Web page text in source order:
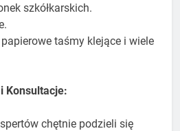
szkółkarskich.
taśmy klejące i wiele
Konsultacje:
chętnie podzieli się